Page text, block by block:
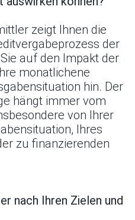
zeigt Ihnen die
der
auf den Impakt der
monatlichene
hin. Der
hängt immer vom
von Ihrer
Ihres
zu finanzierenden
nach Ihren Zielen und